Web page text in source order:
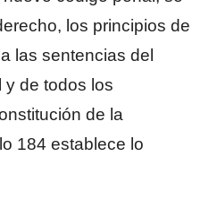
los principios de
las sentencias del
y de todos los
de la
184 establece lo